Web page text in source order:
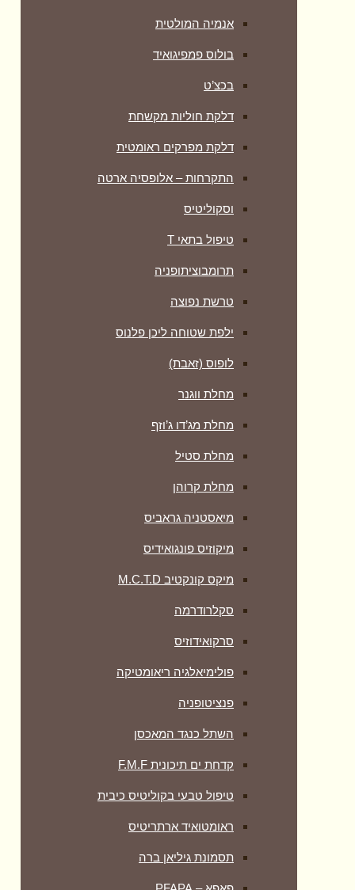
אנמיה המולטית
בולוס פמפיגואיד
בכצ’ט
דלקת חוליות מקשחת
דלקת מפרקים ראומטית
התקרחות – אלופסיה ארטה
וסקוליטיס
טיפול בתאי T
תרומבוציתופניה
טרשת נפוצה
ילפת שטוחה ליכן פלנוס
לופוס (זאבת)
מחלת ווגנר
מחלת מג’דו ג’וזף
מחלת סטיל
מחלת קרוהן
מיאסטניה גראביס
מיקוזיס פונגואידיס
מיקס קונקטיב M.C.T.D
סקלרודרמה
סרקואידוזיס
פולימיאלגיה ריאומטיקה
‏פנציטופניה
השתל כנגד המאכסן
קדחת ים תיכונית F.M.F
טיפול טבעי בקוליטיס כיבית
ראומטואיד ארתריטיס
תסמונת גיליאן ברה